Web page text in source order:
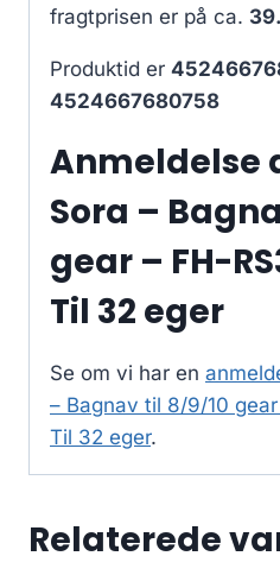
fragtprisen er på ca.
Produktid er
4524667680758
Anmeldelse
Sora –
gear – FH-
Til 32 eger
Se om vi har en
– Bagnav til 8/9/10
Til 32 eger.
Relaterede